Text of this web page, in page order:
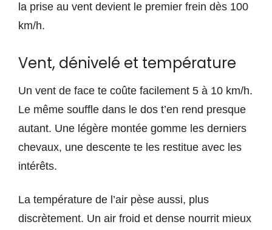
la prise au vent devient le premier frein dès 100
km/h.
Vent, dénivelé et température
Un vent de face te coûte facilement 5 à 10 km/h.
Le même souffle dans le dos t’en rend presque
autant. Une légère montée gomme les derniers
chevaux, une descente te les restitue avec les
intérêts.
La température de l’air pèse aussi, plus
discrètement. Un air froid et dense nourrit mieux